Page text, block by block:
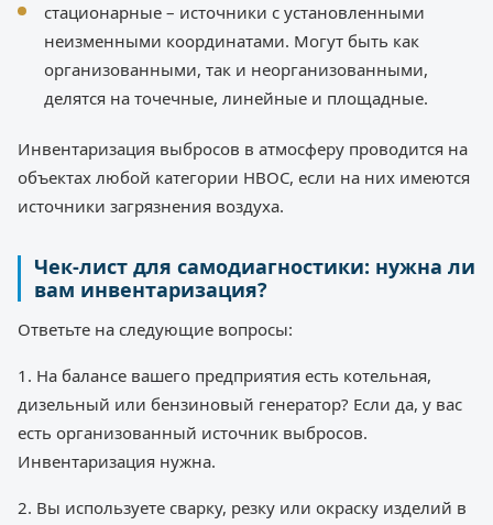
стационарные – источники с установленными
неизменными координатами. Могут быть как
организованными, так и неорганизованными,
делятся на точечные, линейные и площадные.
Инвентаризация выбросов в атмосферу проводится на
объектах любой категории НВОС, если на них имеются
источники загрязнения воздуха.
Чек-лист для самодиагностики: нужна ли
вам инвентаризация?
Ответьте на следующие вопросы:
1. На балансе вашего предприятия есть котельная,
дизельный или бензиновый генератор? Если да, у вас
есть организованный источник выбросов.
Инвентаризация нужна.
2. Вы используете сварку, резку или окраску изделий в